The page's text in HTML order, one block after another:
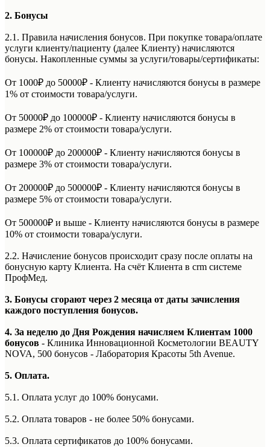
2. Бонусы
2.1. Правила начисления бонусов. При покупке товара/оплате
услуги клиенту/пациенту (далее Клиенту) начисляются
бонусы. Накопленные суммы за услуги/товары/сертификаты:
От 1000₽ до 50000₽ - Клиенту начисляются бонусы в размере
1% от стоимости товара/услуги.
От 50000₽ до 100000₽ - Клиенту начисляются бонусы в
размере 2% от стоимости товара/услуги.
От 100000₽ до 200000₽ - Клиенту начисляются бонусы в
размере 3% от стоимости товара/услуги.
От 200000₽ до 500000₽ - Клиенту начисляются бонусы в
размере 5% от стоимости товара/услуги.
От 500000₽ и выше - Клиенту начисляются бонусы в размере
10% от стоимости товара/услуги.
2.2. Начисление бонусов происходит сразу после оплаты на
бонусную карту Клиента. На счёт Клиента в crm системе
ПрофМед.
3. Бонусы сгорают через 2 месяца от даты зачисления
каждого поступления бонусов.
4. За неделю до Дня Рождения начисляем Клиентам 1000
бонусов - Клиника Инновационной Косметологии BEAUTY
NOVA, 500 бонусов - Лаборатория Красоты 5th Avenue.
5. Оплата.
5.1. Оплата услуг до 100% бонусами.
5.2. Оплата товаров - не более 50% бонусами.
5.3. Оплата сертификатов до 100% бонусами.